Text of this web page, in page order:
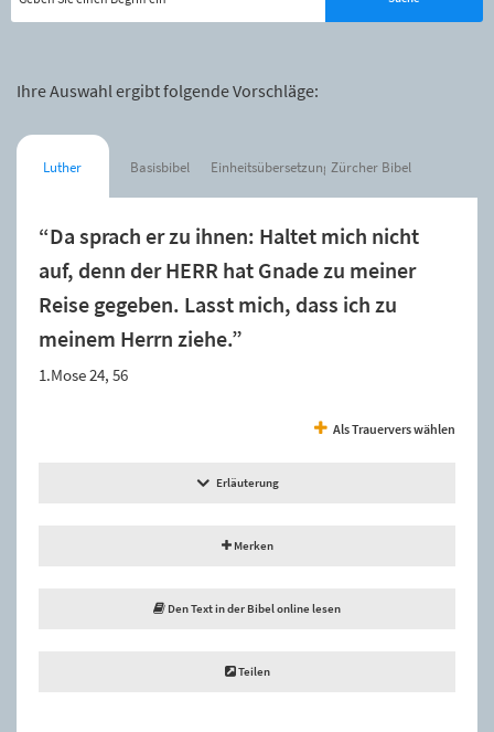
Ihre Auswahl ergibt folgende Vorschläge:
Luther Basisbibel Einheitsübersetzung Zürcher Bibel
“Da sprach er zu ihnen: Haltet mich nicht
auf, denn der HERR hat Gnade zu meiner
Reise gegeben. Lasst mich, dass ich zu
meinem Herrn ziehe.”
1.Mose 24, 56
Als Trauervers wählen
Erläuterung
Merken
Den Text in der Bibel online lesen
Teilen